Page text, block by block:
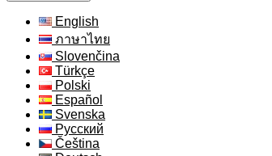
English
ภาษาไทย
Slovenčina
Türkçe
Polski
Español
Svenska
Русский
Čeština